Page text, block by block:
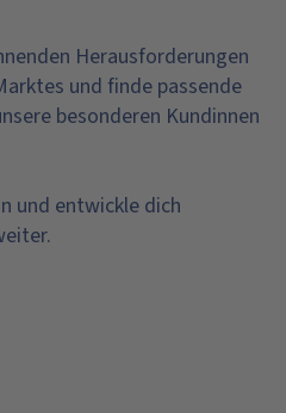
Herausforderungen
und finde passende
besonderen Kundinnen
und entwickle dich